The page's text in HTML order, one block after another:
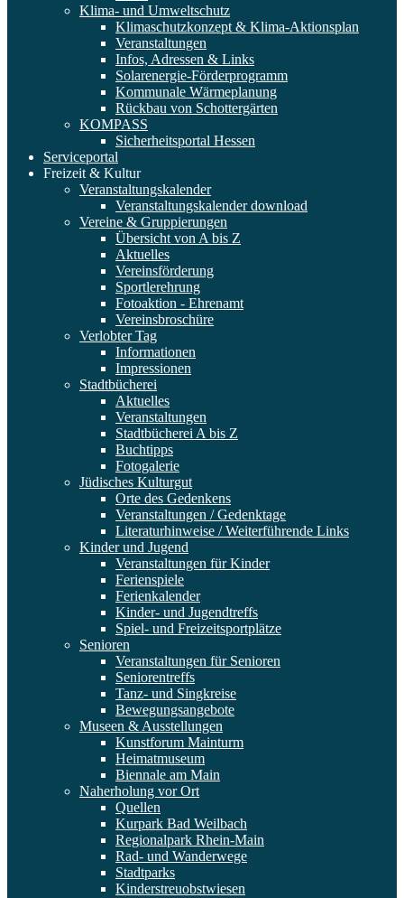
Klima- und Umweltschutz
Klimaschutzkonzept & Klima-Aktionsplan
Veranstaltungen
Infos, Adressen & Links
Solarenergie-Förderprogramm
Kommunale Wärmeplanung
Rückbau von Schottergärten
KOMPASS
Sicherheitsportal Hessen
Serviceportal
Freizeit & Kultur
Veranstaltungskalender
Veranstaltungskalender download
Vereine & Gruppierungen
Übersicht von A bis Z
Aktuelles
Vereinsförderung
Sportlerehrung
Fotoaktion - Ehrenamt
Vereinsbroschüre
Verlobter Tag
Informationen
Impressionen
Stadtbücherei
Aktuelles
Veranstaltungen
Stadtbücherei A bis Z
Buchtipps
Fotogalerie
Jüdisches Kulturgut
Orte des Gedenkens
Veranstaltungen / Gedenktage
Literaturhinweise / Weiterführende Links
Kinder und Jugend
Veranstaltungen für Kinder
Ferienspiele
Ferienkalender
Kinder- und Jugendtreffs
Spiel- und Freizeitsportplätze
Senioren
Veranstaltungen für Senioren
Seniorentreffs
Tanz- und Singkreise
Bewegungsangebote
Museen & Ausstellungen
Kunstforum Mainturm
Heimatmuseum
Biennale am Main
Naherholung vor Ort
Quellen
Kurpark Bad Weilbach
Regionalpark Rhein-Main
Rad- und Wanderwege
Stadtparks
Kinderstreuobstwiesen